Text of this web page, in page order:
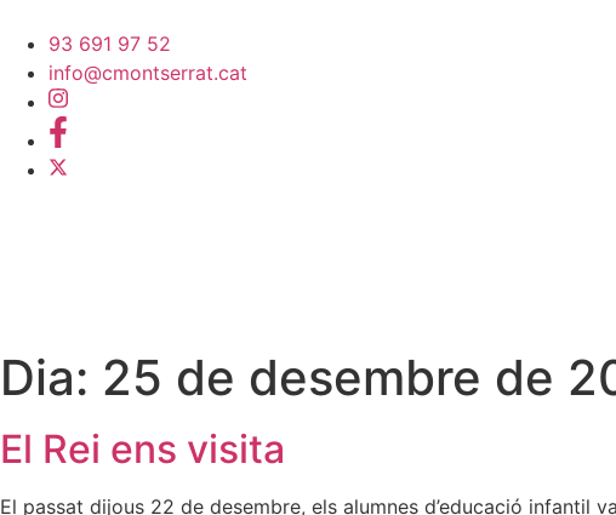
93 691 97 52
info@cmontserrat.cat
Dia: 25 de desembre de
El Rei ens visita
El passat dijous 22 de desembre, els alumnes d’educació infantil